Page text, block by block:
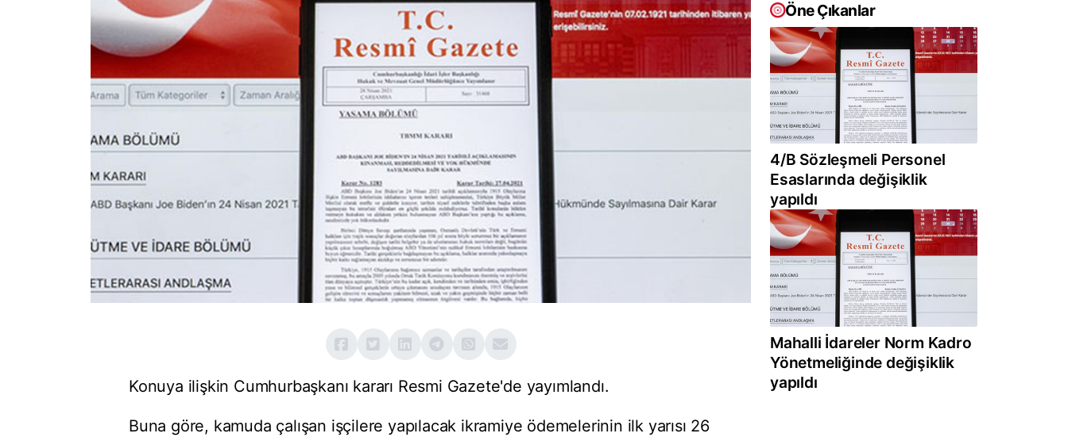
Konuya ilişkin Cumhurbaşkanı kararı Resmi Gazete'de yayımlandı.
Buna göre, kamuda çalışan işçilere yapılacak ikramiye ödemelerinin ilk yarısı 26
Öne Çıkanlar
4/B Sözleşmeli Personel
Esaslarında değişiklik
yapıldı
Mahalli İdareler Norm Kadro
Yönetmeliğinde değişiklik
yapıldı